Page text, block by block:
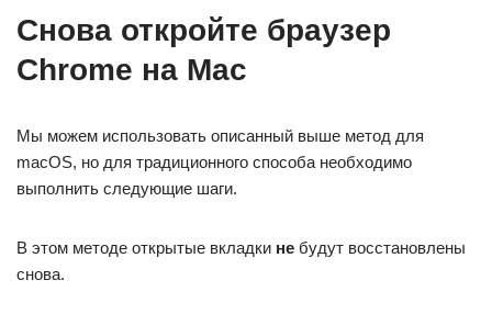
Снова откройте браузер
Chrome на Mac
Мы можем использовать описанный выше метод для
macOS, но для традиционного способа необходимо
выполнить следующие шаги.
В этом методе открытые вкладки не будут восстановлены
снова.